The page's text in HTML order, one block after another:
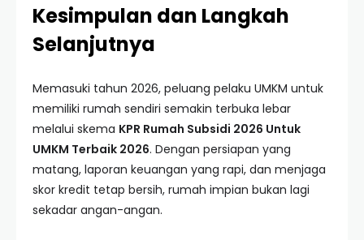
Kesimpulan dan Langkah
Selanjutnya
Memasuki tahun 2026, peluang pelaku UMKM untuk
memiliki rumah sendiri semakin terbuka lebar
melalui skema KPR Rumah Subsidi 2026 Untuk
UMKM Terbaik 2026. Dengan persiapan yang
matang, laporan keuangan yang rapi, dan menjaga
skor kredit tetap bersih, rumah impian bukan lagi
sekadar angan-angan.